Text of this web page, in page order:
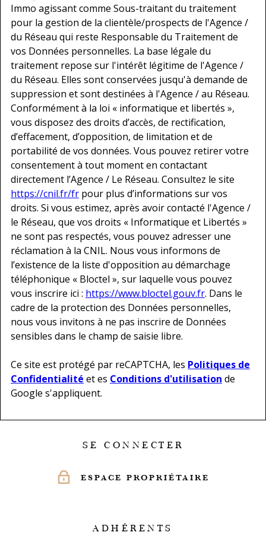
Immo agissant comme Sous-traitant du traitement
pour la gestion de la clientèle/prospects de l'Agence /
du Réseau qui reste Responsable du Traitement de
vos Données personnelles. La base légale du
traitement repose sur l'intérêt légitime de l'Agence /
du Réseau. Elles sont conservées jusqu'à demande de
suppression et sont destinées à l'Agence / au Réseau.
Conformément à la loi « informatique et libertés »,
vous disposez des droits d’accès, de rectification,
d’effacement, d’opposition, de limitation et de
portabilité de vos données. Vous pouvez retirer votre
consentement à tout moment en contactant
directement l’Agence / Le Réseau. Consultez le site
https://cnil.fr/fr pour plus d’informations sur vos
droits. Si vous estimez, après avoir contacté l'Agence /
le Réseau, que vos droits « Informatique et Libertés »
ne sont pas respectés, vous pouvez adresser une
réclamation à la CNIL. Nous vous informons de
l’existence de la liste d'opposition au démarchage
téléphonique « Bloctel », sur laquelle vous pouvez
vous inscrire ici : https://www.bloctel.gouv.fr. Dans le
cadre de la protection des Données personnelles,
nous vous invitons à ne pas inscrire de Données
sensibles dans le champ de saisie libre.
Ce site est protégé par reCAPTCHA, les Politiques de
Confidentialité et es Conditions d'utilisation de
Google s'appliquent.
SE CONNECTER
ESPACE PROPRIÉTAIRE
ADHÉRENTS